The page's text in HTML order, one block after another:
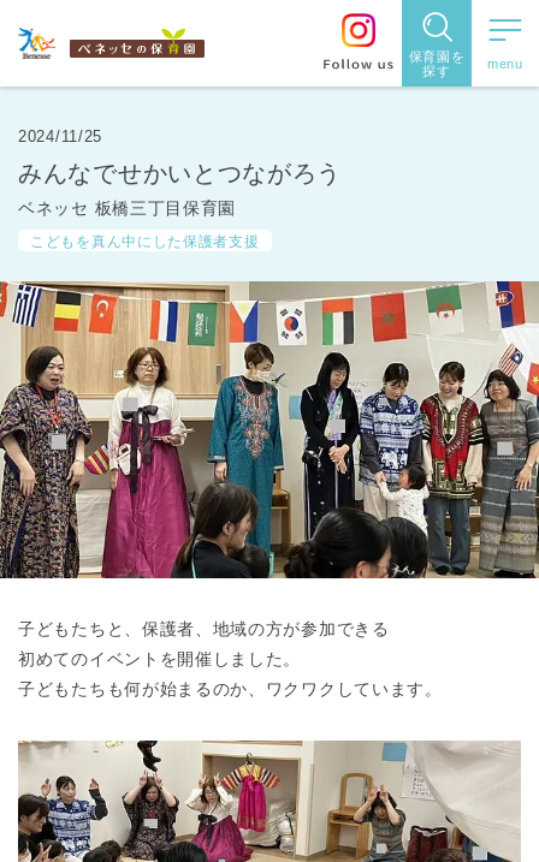
保育園を
探す
保育園を探す
住所・駅
名 から探
都道府県
から探す
東京都
東京都 全域
2024/11/25
みんなでせかいとつながろう
ベネッセ 板橋三丁目保育園
こどもを真ん中にした保護者支援
子どもたちと、保護者、地域の方が参加できる
初めてのイベントを開催しました。
子どもたちも何が始まるのか、ワクワクしています。